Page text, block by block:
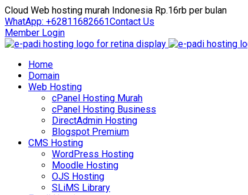
Cloud Web hosting murah Indonesia Rp.16rb per bulan
WhatApp: +62811682661Contact Us
Member Login
Home
Domain
Web Hosting
cPanel Hosting Murah
cPanel Hosting Business
DirectAdmin Hosting
Blogspot Premium
CMS Hosting
WordPress Hosting
Moodle Hosting
OJS Hosting
SLiMS Library